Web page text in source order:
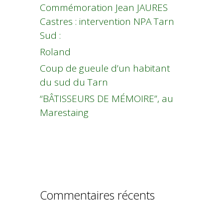
Commémoration Jean JAURES
Castres : intervention NPA Tarn
Sud :
Roland
Coup de gueule d’un habitant
du sud du Tarn
“BÂTISSEURS DE MÉMOIRE”, au
Marestaing
Commentaires récents